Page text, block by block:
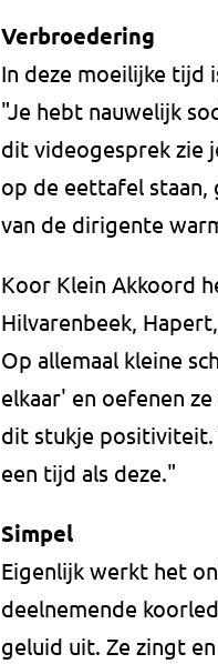
Verbroedering
In deze moeilijke tijd
"Je hebt nauwelijk
dit videogesprek zie
op de eettafel staan,
van de dirigente
Koor Klein Akkoord
Hilvarenbeek,
Op allemaal kleine
elkaar' en oefenen
dit stukje positiviteit.
een tijd als deze."
Simpel
Eigenlijk werkt het
deelnemende
geluid uit. Ze zingt